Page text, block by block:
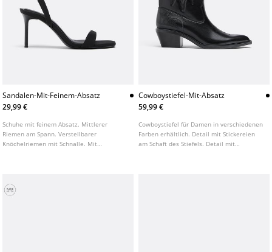
Sandalen-Mit-Feinem-Absatz
29,99 €
Schuhe mit feinem Absatz. Mittlerer
Riemen am Spann. Verstellbarer
Knöchelriemen mit Schnalle. Mit
Cowboystiefel-Mit-Absatz
59,99 €
Cowboystiefel für Damen in verschiedenen
Farben erhältlich. Detail mit Stickereien
am Schaft des Stiefels. Detail mit